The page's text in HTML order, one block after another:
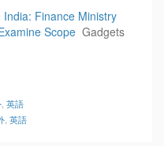
Finance Ministry
Scope Gadgets
英語
英語